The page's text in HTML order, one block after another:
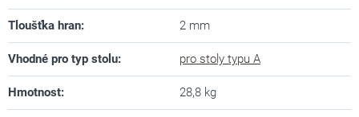
Tloušťka hran: 2 mm
Vhodné pro typ stolu: pro stoly typu A
Hmotnost: 28,8 kg